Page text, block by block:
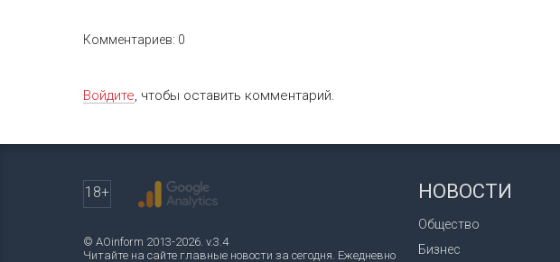
Комментариев: 0
Войдите, чтобы оставить комментарий.
18+
© AOinform 2013-2026. v.3.4
Читайте на сайте главные новости за сегодня. Ежедневно
НОВОСТИ
Общество
Бизнес